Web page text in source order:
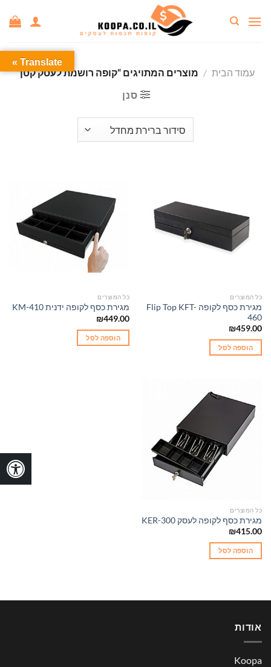
עמוד הבית / מוצרים המתויגים “קופה רושמת לעסק קטן”
סנן
כל המוצרים
מגירת כסף לקופה Flip Top KFT-
460
₪459.00
הוספה לסל
כל המוצרים
מגירת כסף לקופה ידנית KM-410
₪449.00
הוספה לסל
כל המוצרים
מגירת כסף לקופה לעסק KER-300
₪415.00
הוספה לסל
אודות
Koopa
Translate »